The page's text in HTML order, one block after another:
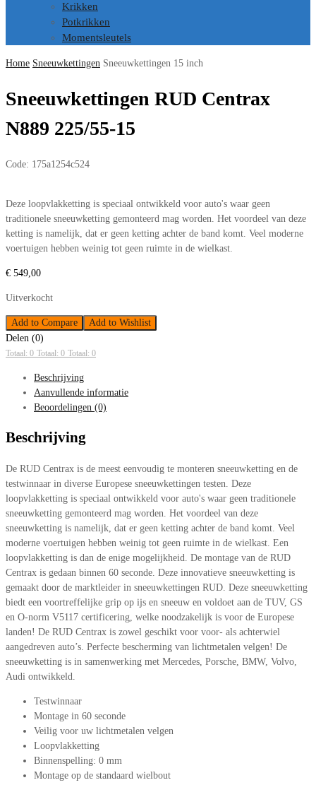
Krikken
Potkrikken
Momentsleutels
Home Sneeuwkettingen Sneeuwkettingen 15 inch
Sneeuwkettingen RUD Centrax
N889 225/55-15
Code: 175a1254c524
Deze loopvlakketting is speciaal ontwikkeld voor auto's waar geen
traditionele sneeuwketting gemonteerd mag worden. Het voordeel van deze
ketting is namelijk, dat er geen ketting achter de band komt. Veel moderne
voertuigen hebben weinig tot geen ruimte in de wielkast.
€ 549,00
Uitverkocht
Add to Compare
Add to Wishlist
Delen (0)
Totaal: 0 Totaal: 0 Totaal: 0
Beschrijving
Aanvullende informatie
Beoordelingen (0)
Beschrijving
De RUD Centrax is de meest eenvoudig te monteren sneeuwketting en de
testwinnaar in diverse Europese sneeuwkettingen testen. Deze
loopvlakketting is speciaal ontwikkeld voor auto's waar geen traditionele
sneeuwketting gemonteerd mag worden. Het voordeel van deze
sneeuwketting is namelijk, dat er geen ketting achter de band komt. Veel
moderne voertuigen hebben weinig tot geen ruimte in de wielkast. Een
loopvlakketting is dan de enige mogelijkheid. De montage van de RUD
Centrax is gedaan binnen 60 seconde. Deze innovatieve sneeuwketting is
gemaakt door de marktleider in sneeuwkettingen RUD. Deze sneeuwketting
biedt een voortreffelijke grip op ijs en sneeuw en voldoet aan de TUV, GS
en O-norm V5117 certificering, welke noodzakelijk is voor de Europese
landen! De RUD Centrax is zowel geschikt voor voor- als achterwiel
aangedreven auto’s. Perfecte bescherming van lichtmetalen velgen! De
sneeuwketting is in samenwerking met Mercedes, Porsche, BMW, Volvo,
Audi ontwikkeld.
Testwinnaar
Montage in 60 seconde
Veilig voor uw lichtmetalen velgen
Loopvlakketting
Binnenspelling: 0 mm
Montage op de standaard wielbout